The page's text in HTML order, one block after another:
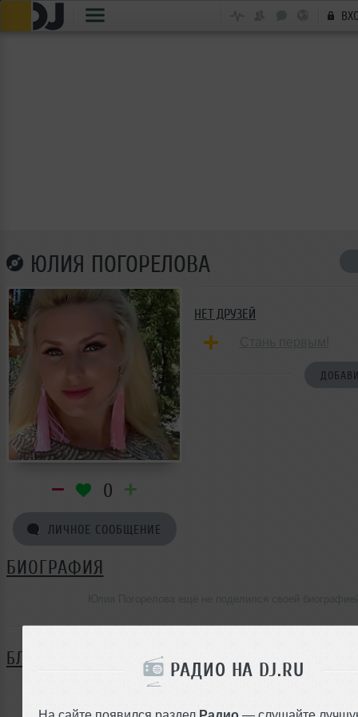
РАДИО НА DJ.RU
На сайте появился раздел Радио — слушайте
ЮЛИЯ ПОГОРЕЛОВА
0
ЛИЧНОЕ СООБЩЕНИЕ
НЕТ ДРУЗЕЙ
БИОГРАФИЯ
БЛОГ